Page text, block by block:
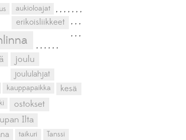
, ,
aukioloajat ,
erikoisliikkeet
, , ,
joulu
,
joululahjat
,,
kauppapaikka
,
kesä
,,,
ostokset
,
Ilta
, ,
taikuri
,
Tanssi
, ,